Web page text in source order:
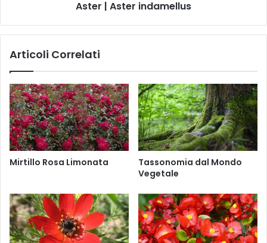
i
r
a
d
e
l
l
u
s
Aster | Aster indamellus
Articoli Correlati
Mirtillo Rosa Limonata
Tassonomia dal Mondo
Vegetale